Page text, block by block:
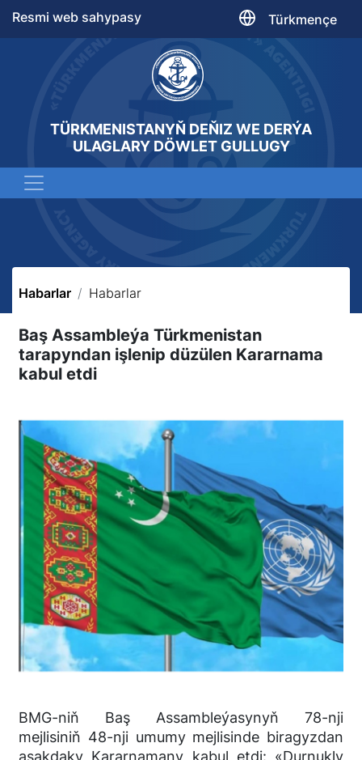
Resmi web sahypasy Türkmençe
TÜRKMENISTANYŇ DEŇIZ WE DERÝA
ULAGLARY DÖWLET GULLUGY
Habarlar Habarlar
Baş Assambleýa Türkmenistan
tarapyndan işlenip düzülen Kararnama
kabul etdi
BMG-niň Baş Assambleýasynyň 78-nji
mejlisiniň 48-nji umumy mejlisinde biragyzdan
aşakdaky Kararnamany kabul etdi: «Durnukly